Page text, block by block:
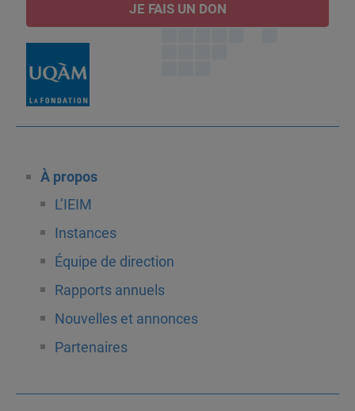
JE FAIS UN DON
À propos
L’IEIM
Instances
Équipe de direction
Rapports annuels
Nouvelles et annonces
Partenaires